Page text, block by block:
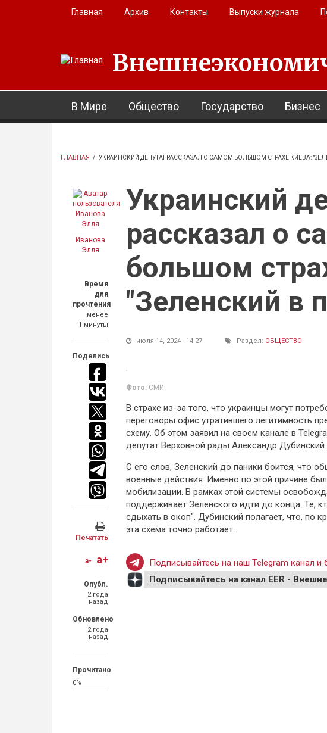
Перейти к основному содержанию
Главная Архив Контакты Выпуски журнала
В Мире Общество Государство Бизнес
ГЛАВНАЯ / УКРАИНСКИЙ ДЕПУТАТ РАССКАЗАЛ О САМОМ БОЛЬШОМ СТРАХЕ КИЕВА:
Иванова
Элля
Время
для
прочтения
менее
1 минуты
Поделись
Печатать
a- a+
Опубл.
2 года
назад
Обновлено
2 года
назад
Прочитано
0%
Украинский
рассказал о
большом
"Зеленский в
июля 14, 2024 - 14:27 Раздел: ОБЩЕСТВО
Фото: СМИ
В страхе из-за того, что украинцы могут
переговоры офис утратившего легитимность
схему. Об этом заявил на своем канале в
депутат Верховной рады Александр Дубинский.
С его слов, Зеленский до паники боится, что
военные действия. Именно по этой причине
мобилизации. В рамках этой системы
поддерживает Зеленского идти до конца. Те,
сдыхать в окоп". Дубинский полагает, что, по
эта схема точно работает.
Подписывайтесь на наш Telegram канал и
Подписывайтесь на канал EER -